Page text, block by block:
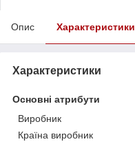
Опис Характеристики
Характеристики
Основні атрибути
Виробник
Країна виробник